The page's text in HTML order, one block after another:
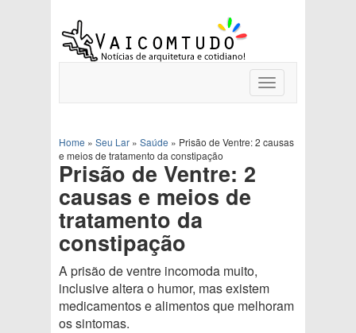
Toggle
navigation
Home » Seu Lar » Saúde » Prisão de Ventre: 2 causas
e meios de tratamento da constipação
Prisão de Ventre: 2
causas e meios de
tratamento da
constipação
A prisão de ventre incomoda muito,
inclusive altera o humor, mas existem
medicamentos e alimentos que melhoram
os sintomas.